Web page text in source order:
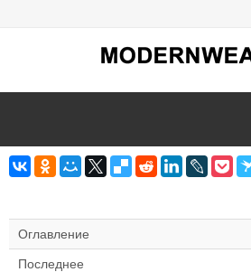
Оглавление
Последнее